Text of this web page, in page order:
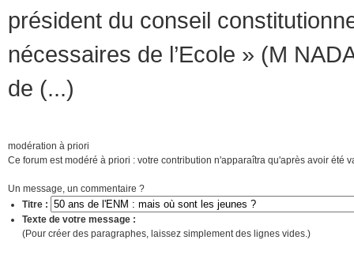
président du conseil
nécessaires de l’Ecole » (M
de (...)
modération à priori
Ce forum est modéré à priori : votre contribution n'apparaîtra qu'après avoir été
Un message, un commentaire ?
Titre :
Texte de votre message :
(Pour créer des paragraphes, laissez simplement des lignes vides.)